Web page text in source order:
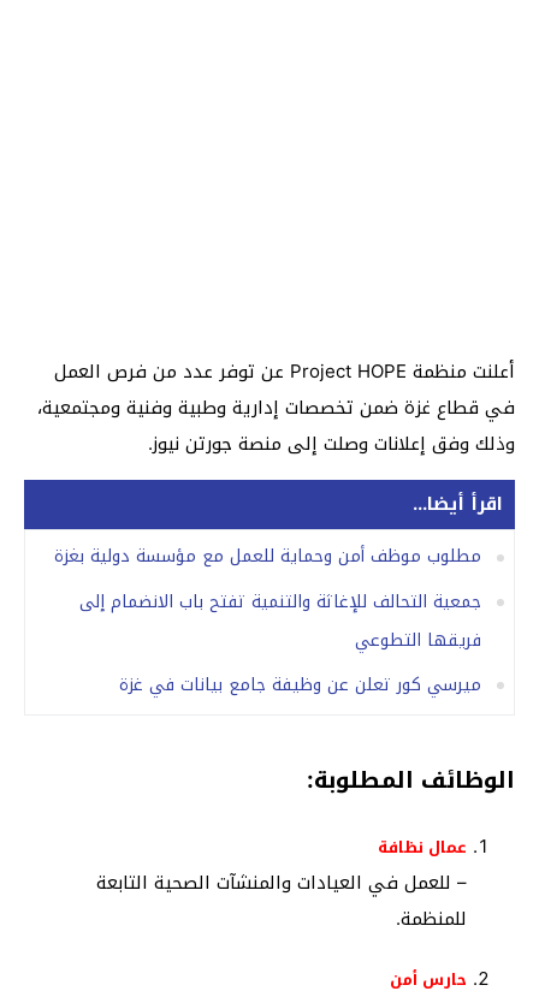
أعلنت منظمة Project HOPE عن توفر عدد من فرص العمل
في قطاع غزة ضمن تخصصات إدارية وطبية وفنية ومجتمعية،
وذلك وفق إعلانات وصلت إلى منصة جورتن نيوز.
اقرأ أيضا...
مطلوب موظف أمن وحماية للعمل مع مؤسسة دولية بغزة
جمعية التحالف للإغاثة والتنمية تفتح باب الانضمام إلى
فريقها التطوعي
ميرسي كور تعلن عن وظيفة جامع بيانات في غزة
الوظائف المطلوبة:
عمال نظافة
– للعمل في العيادات والمنشآت الصحية التابعة
للمنظمة.
حارس أمن